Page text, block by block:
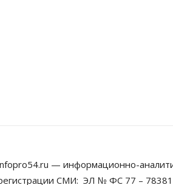
— информационно-
СМИ: ЭЛ № ФС 77 –